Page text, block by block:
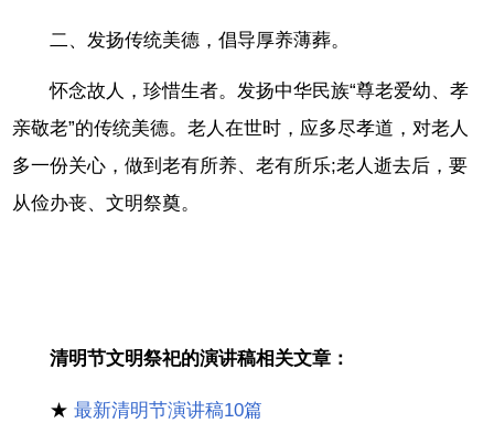
二、发扬传统美德，倡导厚养薄葬。
怀念故人，珍惜生者。发扬中华民族“尊老爱幼、孝
亲敬老”的传统美德。老人在世时，应多尽孝道，对老人
多一份关心，做到老有所养、老有所乐;老人逝去后，要
从俭办丧、文明祭奠。
清明节文明祭祀的演讲稿相关文章：
★最新清明节演讲稿10篇